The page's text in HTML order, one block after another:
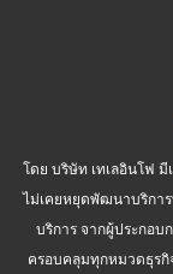
โดย บริษัท เทเลอินโฟ
ไม่เคยหยุดพัฒนาบริกา
บริการ จากผู้ประกอบ
ครอบคลุมทุกหมวดธุรกิ